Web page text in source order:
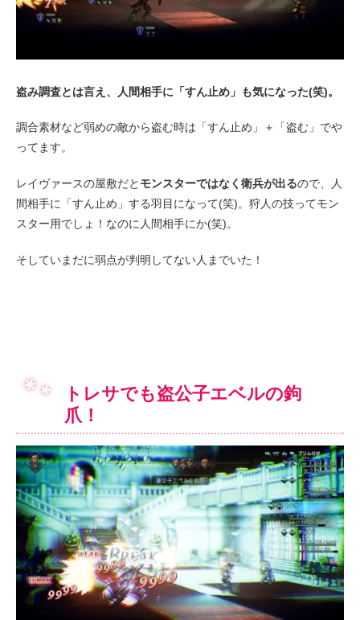
盗み調査とは言え、人間相手に「すん止め」も気になった(笑)。
調合素材など弱めの敵から盗む時は「すん止め」＋「盗む」でや
ってます。
レイヴァースの屋敷だと モンスターではなく衛兵が出るので、人
間相手に「すん止め」する羽目になって(笑)。狩人の技ってモン
スター用でしょ！なのに人間相手にか(笑)。
そしていまだに弱点が判明してない人までいた！
トレサでも盗公子エベルの鉤
爪！